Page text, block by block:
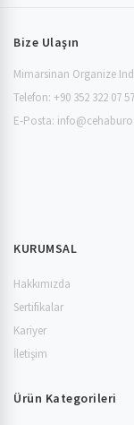
Bize Ulaşın
Mimarsinan Organize
Telefon: +90 352 322 07 57
E-Posta:
KURUMSAL
Hakkımızda
Sertifikalar
Kariyer
İletişim
Ürün Kategorileri